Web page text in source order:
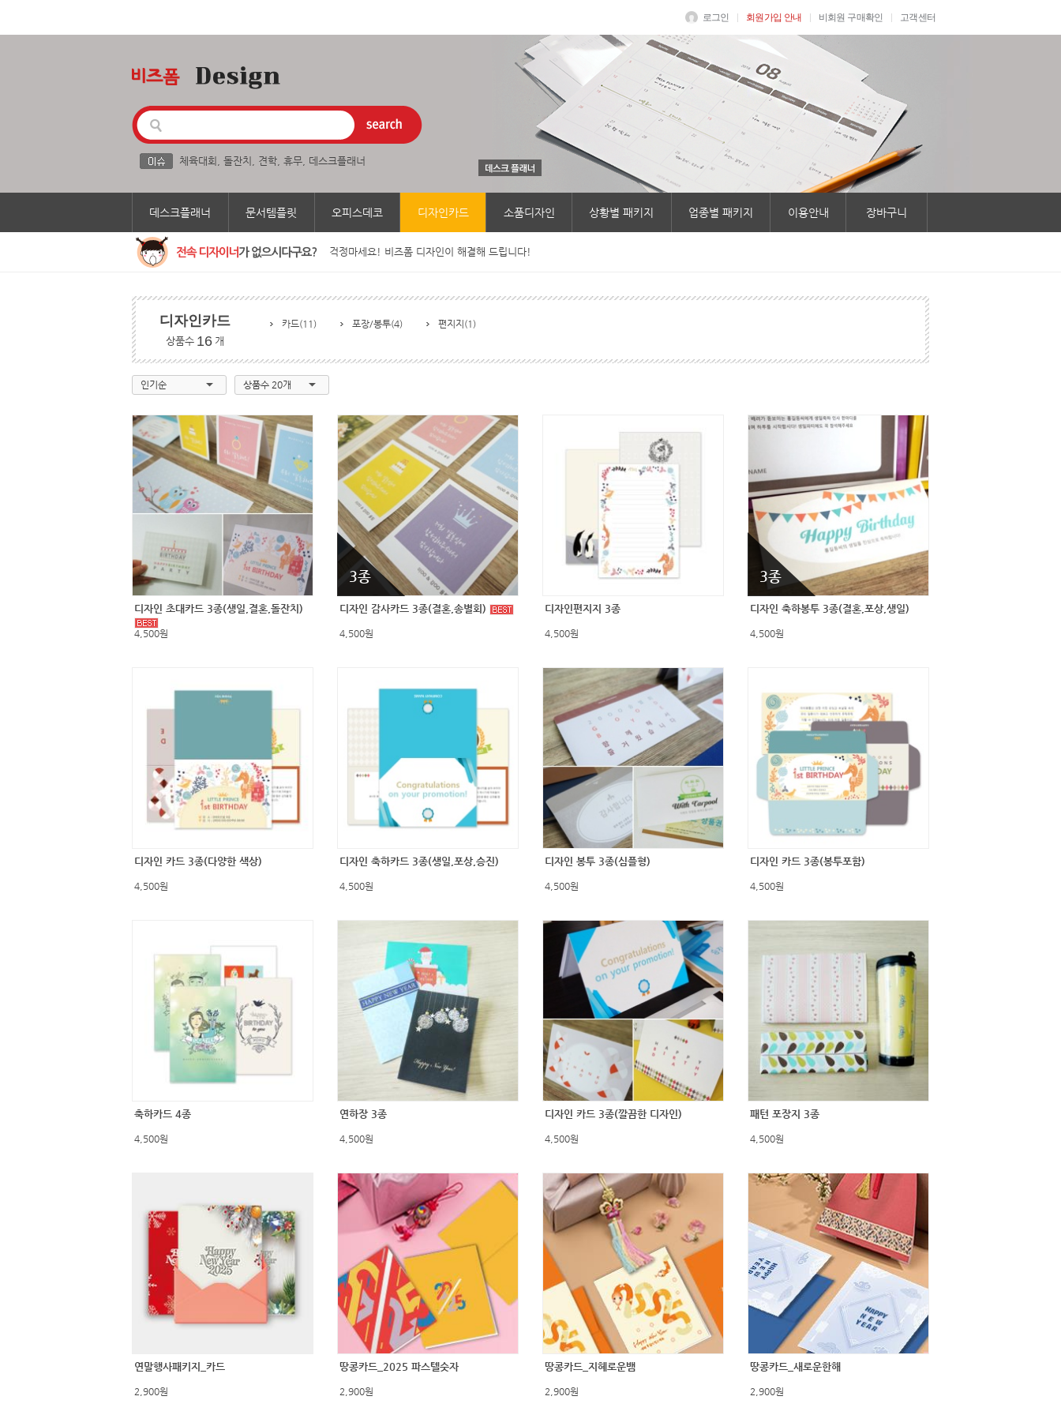
로그인 회원가입 안내 비회원 구매확인 고객센터
체육대회 돌잔치 견학 휴무 데스크플래너
데스크플래너 문서템플릿 오피스데코 디자인카드 소품디자인 상황별 패키지 업종별 패키지 이용안내 장바구니
걱정마세요! 비즈폼 디자인이 해결해 드립니다!
디자인카드
상품수 16 개
카드(11) 포장/봉투(4) 편지지(1)
인기순 상품수 20개
디자인 초대카드 3종(생일,결혼,돌잔치)
4,500원
3종
디자인 감사카드 3종(결혼,송별회)
4,500원
디자인편지지 3종
4,500원
3종
디자인 축하봉투 3종(결혼,포상,생일)
4,500원
디자인 카드 3종(다양한 색상)
4,500원
디자인 축하카드 3종(생일,포상,승진)
4,500원
디자인 봉투 3종(심플형)
4,500원
디자인 카드 3종(봉투포함)
4,500원
축하카드 4종
4,500원
연하장 3종
4,500원
디자인 카드 3종(깔끔한 디자인)
4,500원
패턴 포장지 3종
4,500원
연말행사패키지_카드
2,900원
땅콩카드_2025 파스텔숫자
2,900원
땅콩카드_지혜로운뱀
2,900원
땅콩카드_새로운한해
2,900원